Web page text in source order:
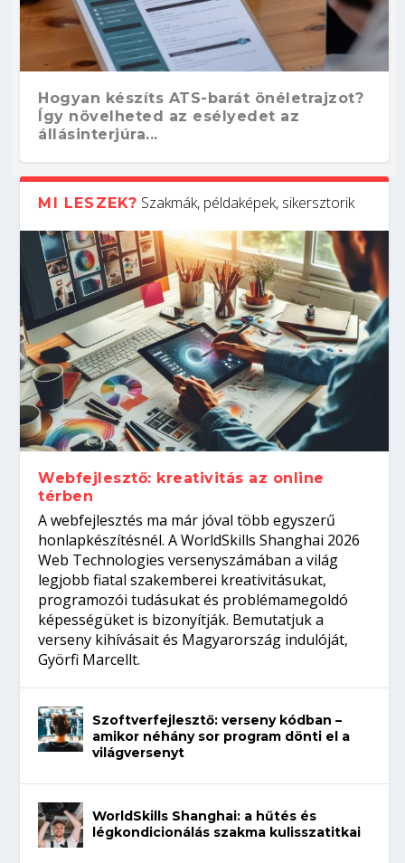
Hogyan készíts ATS-barát önéletrajzot?
Így növelheted az esélyedet az
állásinterjúra...
Kitalálod, mire használják ezeket a
gépeket?
Nem sikerült az egyetemi felvételi?
Tanulj szakmát!
Szoftverfejlesztő: verseny kódban –
amikor néhány sor program dönti el a
világversenyt...
Digitális detox – hogyan kapcsolódj ki
telefon nélkül?
MI LESZEK? Szakmák, példaképek, sikersztorik
Webfejlesztő: kreativitás az online
térben
A webfejlesztés ma már jóval több egyszerű
honlapkészítésnél. A WorldSkills Shanghai 2026
Web Technologies versenyszámában a világ
legjobb fiatal szakemberei kreativitásukat,
programozói tudásukat és problémamegoldó
képességüket is bizonyítják. Bemutatjuk a
verseny kihívásait és Magyarország indulóját,
Györfi Marcellt.
Szoftverfejlesztő: verseny kódban –
amikor néhány sor program dönti el a
világversenyt
WorldSkills Shanghai: a hűtés és
légkondicionálás szakma kulisszatitkai